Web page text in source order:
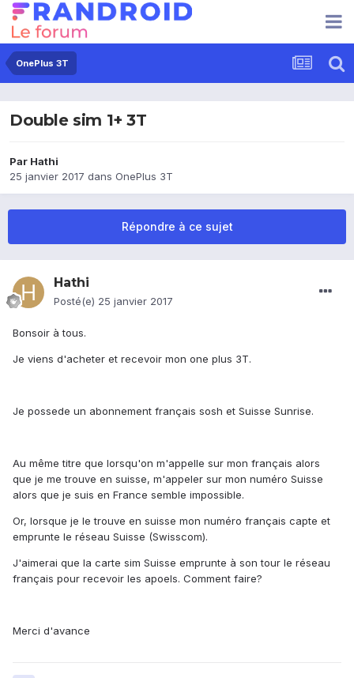
OnePlus 3T
Double sim 1+ 3T
Par Hathi
25 janvier 2017 dans OnePlus 3T
Répondre à ce sujet
Hathi
Posté(e) 25 janvier 2017
Bonsoir à tous.
Je viens d'acheter et recevoir mon one plus 3T.
Je possede un abonnement français sosh et Suisse Sunrise.
Au même titre que lorsqu'on m'appelle sur mon français alors
que je me trouve en suisse, m'appeler sur mon numéro Suisse
alors que je suis en France semble impossible.
Or, lorsque je le trouve en suisse mon numéro français capte et
emprunte le réseau Suisse (Swisscom).
J'aimerai que la carte sim Suisse emprunte à son tour le réseau
français pour recevoir les apoels. Comment faire?
Merci d'avance